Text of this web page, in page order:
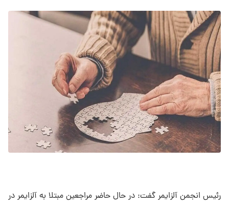
رئیس انجمن آلزایمر گفت: در حال حاضر مراجعین مبتلا به آلزایمر در